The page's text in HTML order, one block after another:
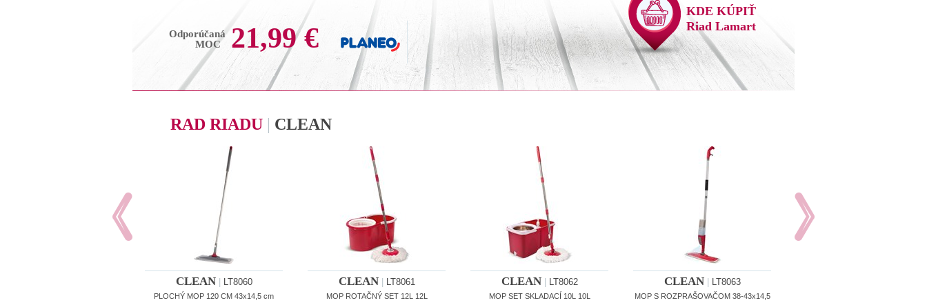
Odporúčaná
MOC
21,99 €
KDE KÚPIŤ
Riad Lamart
RAD RIADU | CLEAN
CLEAN LT8060
PLOCHÝ MOP 120 CM 43x14,5 cm
CLEAN LT8061
MOP ROTAČNÝ SET 12L 12L
CLEAN LT8062
MOP SET SKLADACÍ 10L 10L
CLEAN LT8063
MOP S ROZPRAŠOVAČOM 38-43x14,5